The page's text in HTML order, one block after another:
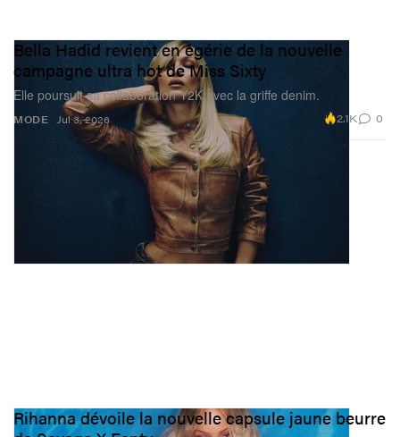
MODE
Bella Hadid revient en égérie de la nouvelle
campagne ultra hot de Miss Sixty
Elle poursuit sa collaboration Y2K avec la griffe denim.
Jul 3, 2026 2.1K 0
Rihanna dévoile la nouvelle capsule jaune beurre